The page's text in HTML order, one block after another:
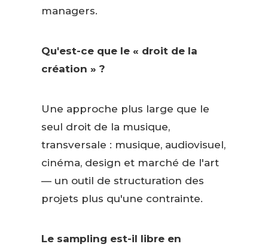
managers.
Qu'est-ce que le « droit de la
création » ?
Une approche plus large que le
seul droit de la musique,
transversale : musique, audiovisuel,
cinéma, design et marché de l'art
— un outil de structuration des
projets plus qu'une contrainte.
Le sampling est-il libre en